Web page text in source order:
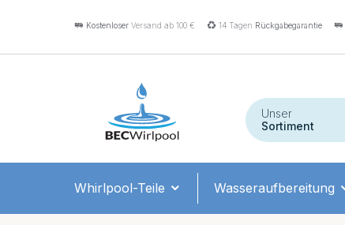
Kostenloser Versand ab 100 € 14 Tagen Rückgabegarantie
Unser
Sortiment
Whirlpool-Teile Wasseraufbereitung